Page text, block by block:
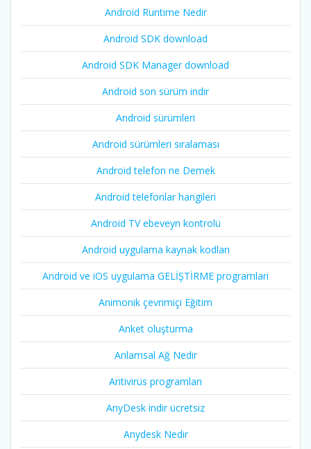
Android Runtime Nedir
Android SDK download
Android SDK Manager download
Android son sürüm indir
Android sürümleri
Android sürümleri sıralaması
Android telefon ne Demek
Android telefonlar hangileri
Android TV ebeveyn kontrolü
Android uygulama kaynak kodları
Android ve iOS uygulama GELİŞTİRME programları
Animonik çevrimiçi Eğitim
Anket oluşturma
Anlamsal Ağ Nedir
Antivirüs programları
AnyDesk indir ücretsiz
Anydesk Nedir